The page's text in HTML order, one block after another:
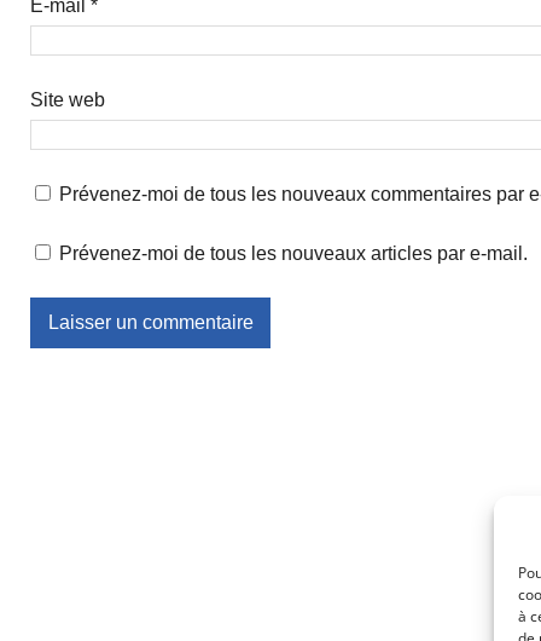
à
E-mail *
Site web
Prévenez-moi de tous les nouveaux commentaires par
Prévenez-moi de tous les nouveaux articles par e-mail.